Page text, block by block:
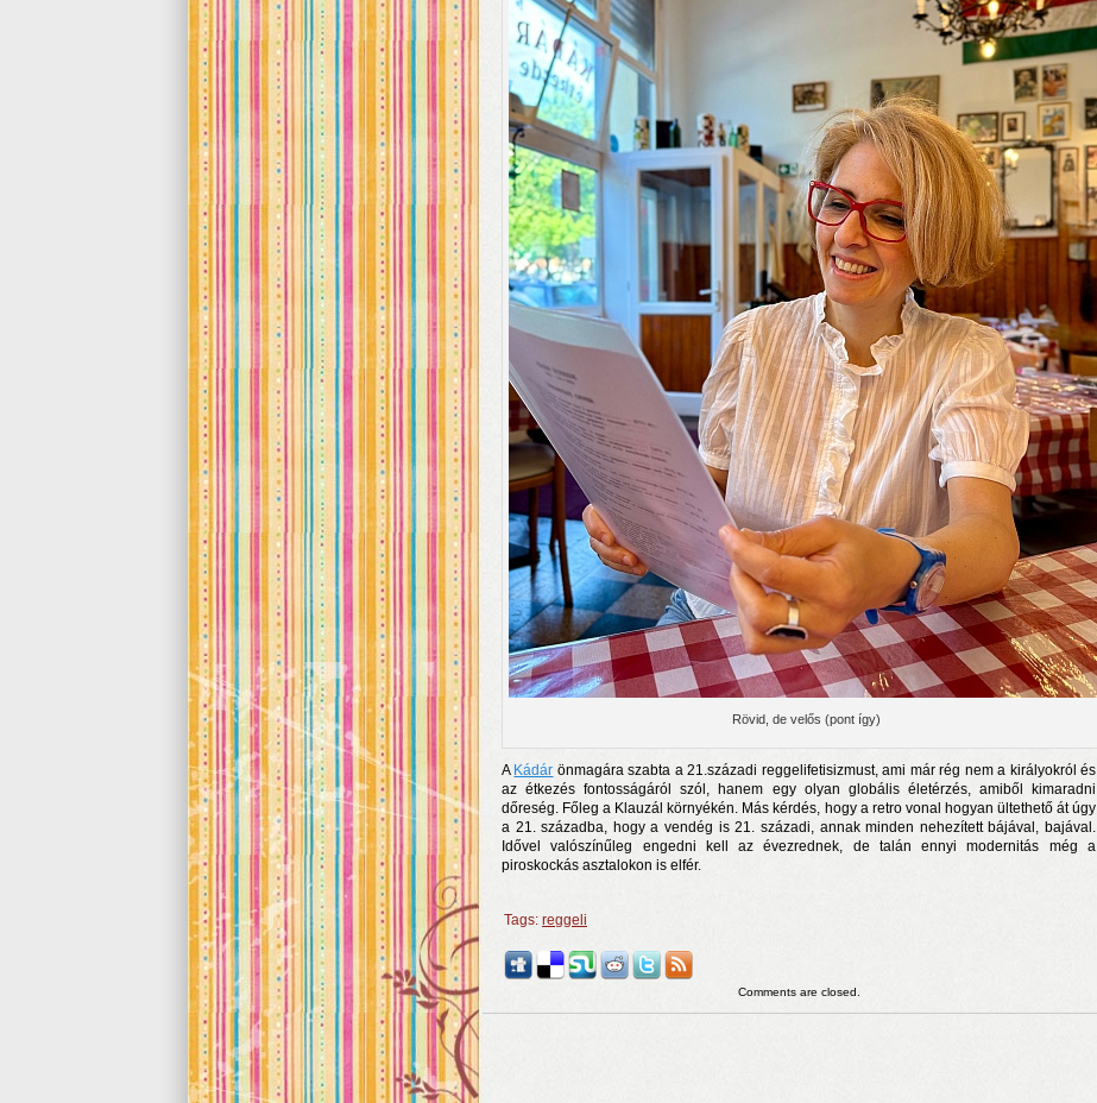
Rövid, de velős (pont így)
A Kádár önmagára szabta a 21.századi reggelifetisizmust, ami már rég nem a királyokról és
az étkezés fontosságáról szól, hanem egy olyan globális életérzés, amiből kimaradni
dőreség. Főleg a Klauzál környékén. Más kérdés, hogy a retro vonal hogyan ültethető át úgy
a 21. századba, hogy a vendég is 21. századi, annak minden nehezített bájával, bajával.
Idővel valószínűleg engedni kell az évezrednek, de talán ennyi modernitás még a
piroskockás asztalokon is elfér.
Tags: reggeli
Comments are closed.